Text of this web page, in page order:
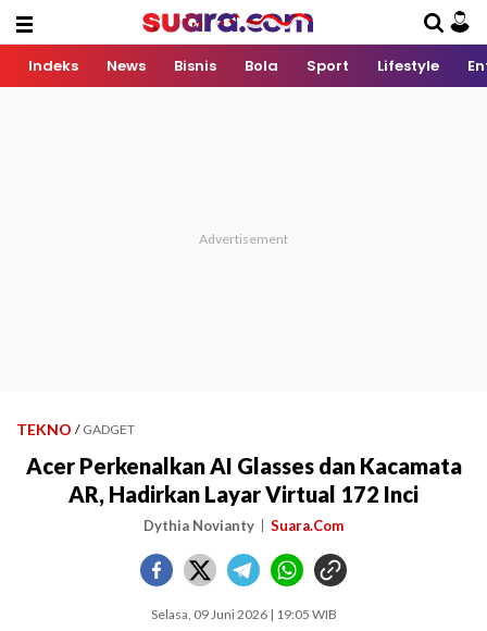
Indeks News Bisnis Bola Sport Lifestyle
TEKNO / GADGET
Acer Perkenalkan AI Glasses dan Kacamata
AR, Hadirkan Layar Virtual 172 Inci
Dythia Novianty Suara.Com
Selasa, 09 Juni 2026 | 19:05 WIB